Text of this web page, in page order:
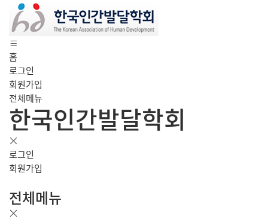
홈
로그인
회원가입
전체메뉴
한국인간발달학회
로그인
회원가입
전체메뉴